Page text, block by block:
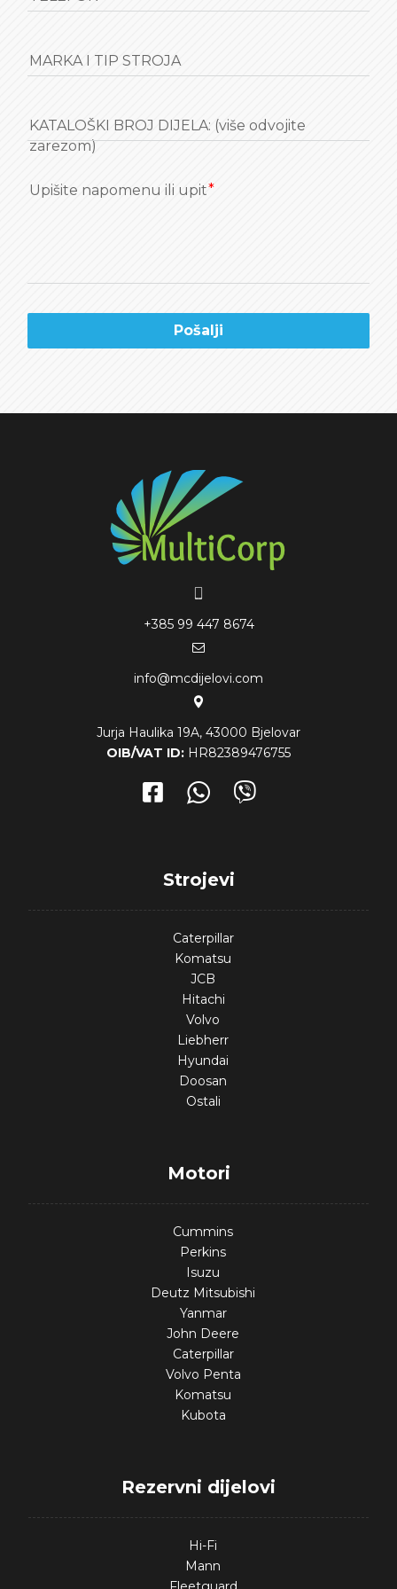
MARKA I TIP STROJA
KATALOŠKI BROJ DIJELA: (više odvojite
zarezom)
Upišite napomenu ili upit
Pošalji
+385 99 447 8674
info@mcdijelovi.com
Jurja Haulika 19A, 43000 Bjelovar
OIB/VAT ID: HR82389476755
Strojevi
Caterpillar
Komatsu
JCB
Hitachi
Volvo
Liebherr
Hyundai
Doosan
Ostali
Motori
Cummins
Perkins
Isuzu
Deutz Mitsubishi
Yanmar
John Deere
Caterpillar
Volvo Penta
Komatsu
Kubota
Rezervni dijelovi
Hi-Fi
Mann